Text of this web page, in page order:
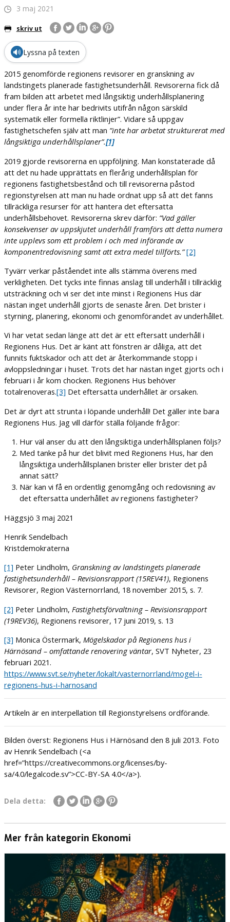
3 maj 2021
skriv ut
🔊 Lyssna på texten
2015 genomförde regionens revisorer en granskning av
landstingets planerade fastighetsunderhåll. Revisorerna fick då
fram bilden att arbetet med långsiktig underhållsplanering
under flera år inte har bedrivits utifrån någon särskild
systematik eller formella riktlinjer”. Vidare så uppgav
fastighetschefen själv att man ”inte har arbetat strukturerat med
långsiktiga underhållsplaner”.[1]
2019 gjorde revisorerna en uppföljning. Man konstaterade då
att det nu hade upprättats en flerårig underhållsplan för
regionens fastighetsbestånd och till revisorerna påstod
regionstyrelsen att man nu hade ordnat upp så att det fanns
tillräckliga resurser för att hantera det eftersatta
underhållsbehovet. Revisorerna skrev därför: ”Vad gäller
konsekvenser av uppskjutet underhåll framförs att detta numera
inte upplevs som ett problem i och med införande av
komponentredovisning samt att extra medel tillförts.” [2]
Tyvärr verkar påståendet inte alls stämma överens med
verkligheten. Det tycks inte finnas anslag till underhåll i tillräcklig
utsträckning och vi ser det inte minst i Regionens Hus där
nästan inget underhåll gjorts de senaste åren. Det brister i
styrning, planering, ekonomi och genomförandet av underhållet.
Vi har vetat sedan länge att det är ett eftersatt underhåll i
Regionens Hus. Det är känt att fönstren är dåliga, att det
funnits fuktskador och att det är återkommande stopp i
avloppsledningar i huset. Trots det har nästan inget gjorts och i
februari i år kom chocken. Regionens Hus behöver
totalrenoveras.[3] Det eftersatta underhållet är orsaken.
Det är dyrt att strunta i löpande underhåll! Det gäller inte bara
Regionens Hus. Jag vill därför ställa följande frågor:
Hur väl anser du att den långsiktiga underhållsplanen följs?
Med tanke på hur det blivit med Regionens Hus, har den
långsiktiga underhållsplanen brister eller brister det på
annat sätt?
När kan vi få en ordentlig genomgång och redovisning av
det eftersatta underhållet av regionens fastigheter?
Häggsjö 3 maj 2021
Henrik Sendelbach
Kristdemokraterna
[1] Peter Lindholm, Granskning av landstingets planerade
fastighetsunderhåll – Revisionsrapport (15REV41), Regionens
Revisorer, Region Västernorrland, 18 november 2015, s. 7.
[2] Peter Lindholm, Fastighetsförvaltning – Revisionsrapport
(19REV36), Regionens revisorer, 17 juni 2019, s. 13
[3] Monica Östermark, Mögelskador på Regionens hus i
Härnösand – omfattande renovering väntar, SVT Nyheter, 23
februari 2021.
https://www.svt.se/nyheter/lokalt/vasternorrland/mogel-i-
regionens-hus-i-harnosand
Artikeln är en interpellation till Regionstyrelsens ordförande.
Bilden överst: Regionens Hus i Härnösand den 8 juli 2013. Foto
av Henrik Sendelbach (<a
href=”https://creativecommons.org/licenses/by-
sa/4.0/legalcode.sv”>CC-BY-SA 4.0</a>).
Dela detta:
Mer från kategorin Ekonomi